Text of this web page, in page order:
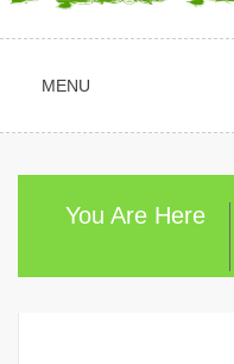
MENU
You Are Here